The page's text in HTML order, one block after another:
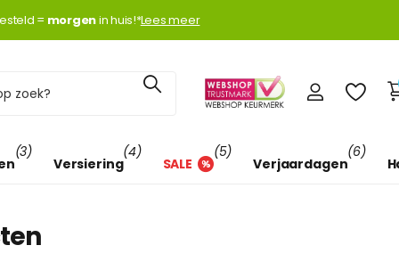
Klarna
Klarna
= morgenin huis!*Lees meer
morgen
(3)
Versiering
(4)
SALE
(5)
Verjaardagen
(6)